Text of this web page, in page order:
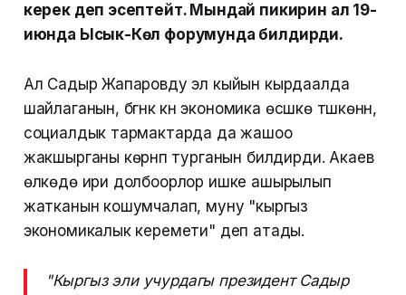
керек деп эсептейт. Мындай пикирин ал 19-
июнда Ысык-Көл форумунда билдирди.
Ал Садыр Жапаровду эл кыйын кырдаалда
шайлаганын, бүгүнкү күнү экономика өсүшкө түшкөнүн,
социалдык тармактарда да жашоо
жакшырганы көрүнүп турганын билдирди. Акаев
өлкөдө ири долбоорлор ишке ашырылып
жатканын кошумчалап, муну "кыргыз
экономикалык керемети" деп атады.
"Кыргыз эли учурдагы президент Садыр